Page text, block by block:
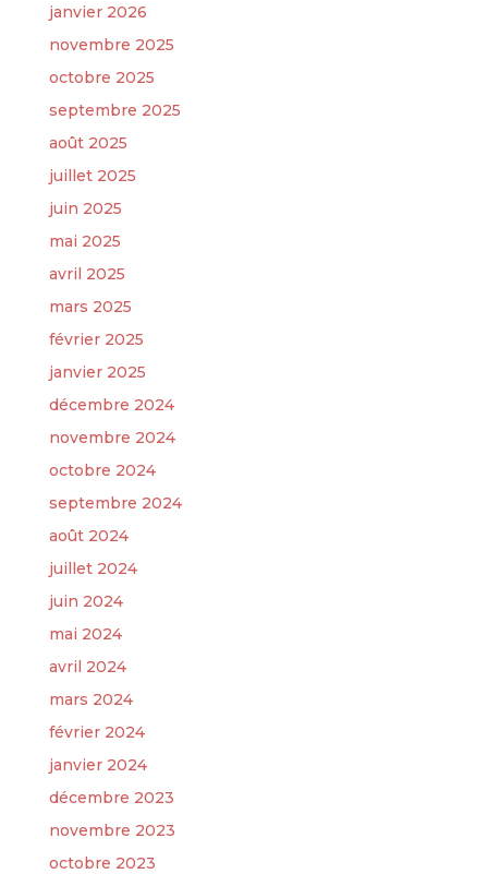
janvier 2026
novembre 2025
octobre 2025
septembre 2025
août 2025
juillet 2025
juin 2025
mai 2025
avril 2025
mars 2025
février 2025
janvier 2025
décembre 2024
novembre 2024
octobre 2024
septembre 2024
août 2024
juillet 2024
juin 2024
mai 2024
avril 2024
mars 2024
février 2024
janvier 2024
décembre 2023
novembre 2023
octobre 2023